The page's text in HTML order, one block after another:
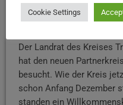
Kreis Trier-Saarburg:
Der Landrat des Kreises
hat den neuen
besucht. Wie der Kreis
schon Anfang Dezember
standen ein
Cookie Settings